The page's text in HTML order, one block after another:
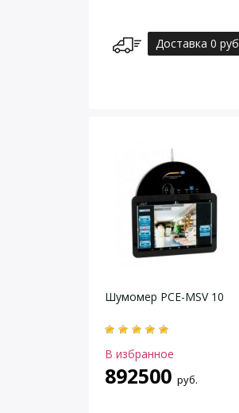
Доставка 0 руб
Шумомер PCE-MSV 10
В избранное
892500 руб.